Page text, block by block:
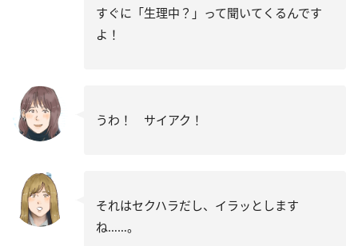
すぐに「生理中？」って聞いてくるんです
よ！
うわ！ サイアク！
それはセクハラだし、イラッとします
ね……。